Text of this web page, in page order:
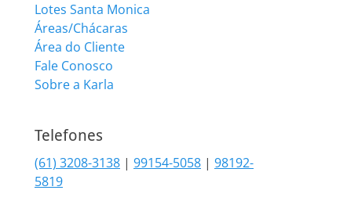
Lotes Santa Monica
Áreas/Chácaras
Área do Cliente
Fale Conosco
Sobre a Karla
Telefones
(61) 3208-3138 | 99154-5058 | 98192-
5819